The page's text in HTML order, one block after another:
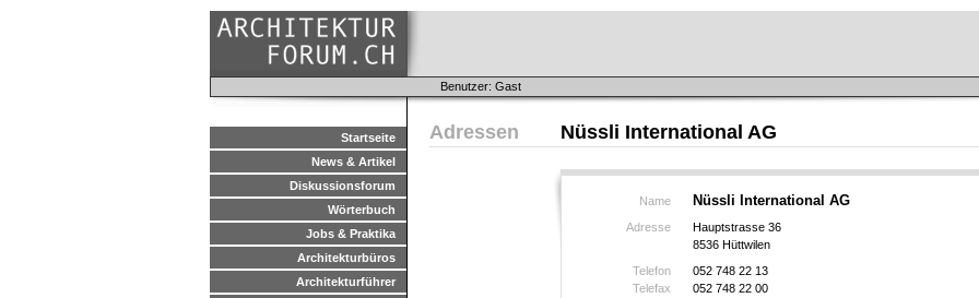
Benutzer: Gast
Startseite
News & Artikel
Diskussionsforum
Wörterbuch
Jobs & Praktika
Architekturbüros
Architekturführer
Adressen Nüssli International AG
Name Nüssli International AG
Adresse
Hauptstrasse 36
8536 Hüttwilen
Telefon
052 748 22 13
Telefax
052 748 22 00